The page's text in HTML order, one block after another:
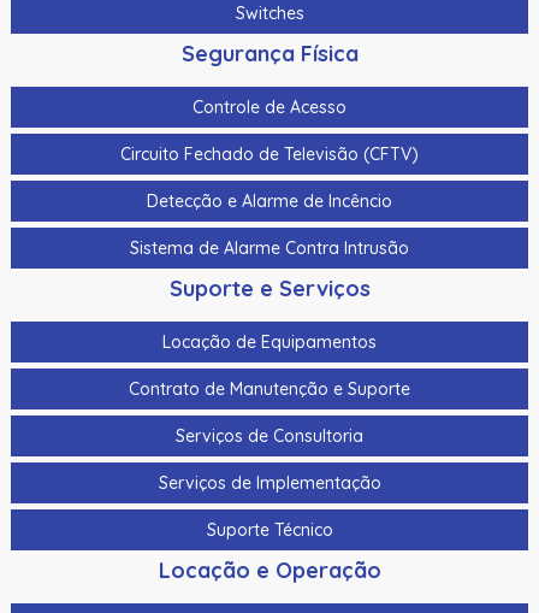
Switches
Segurança Física
Controle de Acesso
Circuito Fechado de Televisão (CFTV)
Detecção e Alarme de Incêncio
Sistema de Alarme Contra Intrusão
Suporte e Serviços
Locação de Equipamentos
Contrato de Manutenção e Suporte
Serviços de Consultoria
Serviços de Implementação
Suporte Técnico
Locação e Operação